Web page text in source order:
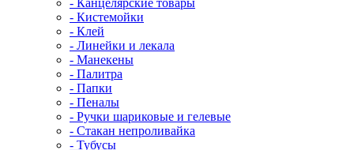
- Канцелярские товары
- Кистемойки
- Клей
- Линейки и лекала
- Манекены
- Палитра
- Папки
- Пеналы
- Ручки шариковые и гелевые
- Стакан непроливайка
- Тубусы